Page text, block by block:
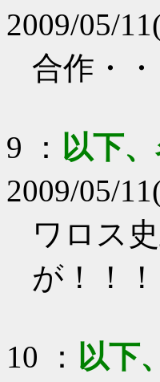
2009/05/
合作・
9 ： 以下
2009/05/
ワロス
が！！
10 ： 以下